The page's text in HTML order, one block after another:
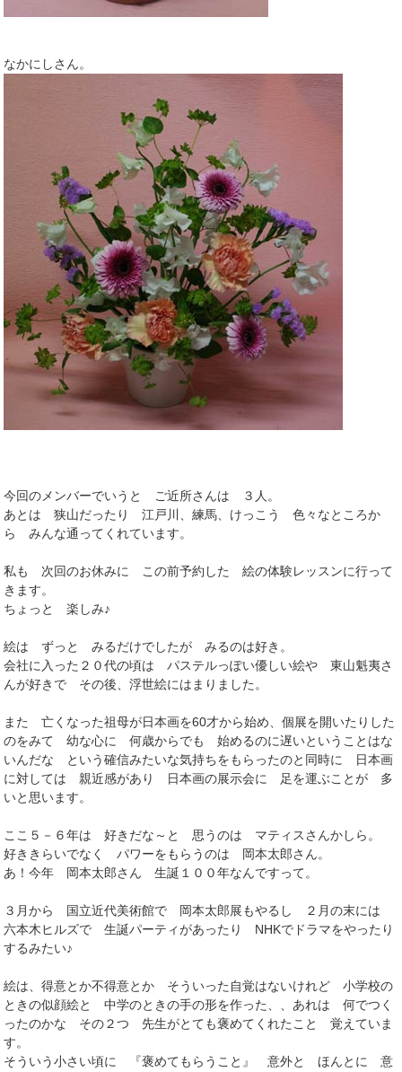
なかにしさん。
今回のメンバーでいうと ご近所さんは ３人。
あとは 狭山だったり 江戸川、練馬、けっこう 色々なところか
ら みんな通ってくれています。
私も 次回のお休みに この前予約した 絵の体験レッスンに行って
きます。
ちょっと 楽しみ♪
絵は ずっと みるだけでしたが みるのは好き。
会社に入った２０代の頃は パステルっぽい優しい絵や 東山魁夷さ
んが好きで その後、浮世絵にはまりました。
また 亡くなった祖母が日本画を60才から始め、個展を開いたりした
のをみて 幼な心に 何歳からでも 始めるのに遅いということはな
いんだな という確信みたいな気持ちをもらったのと同時に 日本画
に対しては 親近感があり 日本画の展示会に 足を運ぶことが 多
いと思います。
ここ５－６年は 好きだな～と 思うのは マティスさんかしら。
好ききらいでなく パワーをもらうのは 岡本太郎さん。
あ！今年 岡本太郎さん 生誕１００年なんですって。
３月から 国立近代美術館で 岡本太郎展もやるし ２月の末には
六本木ヒルズで 生誕パーティがあったり NHKでドラマをやったり
するみたい♪
絵は、得意とか不得意とか そういった自覚はないけれど 小学校の
ときの似顔絵と 中学のときの手の形を作った、、あれは 何でつく
ったのかな その２つ 先生がとても褒めてくれたこと 覚えていま
す。
そういう小さい頃に 『褒めてもらうこと』 意外と ほんとに 意